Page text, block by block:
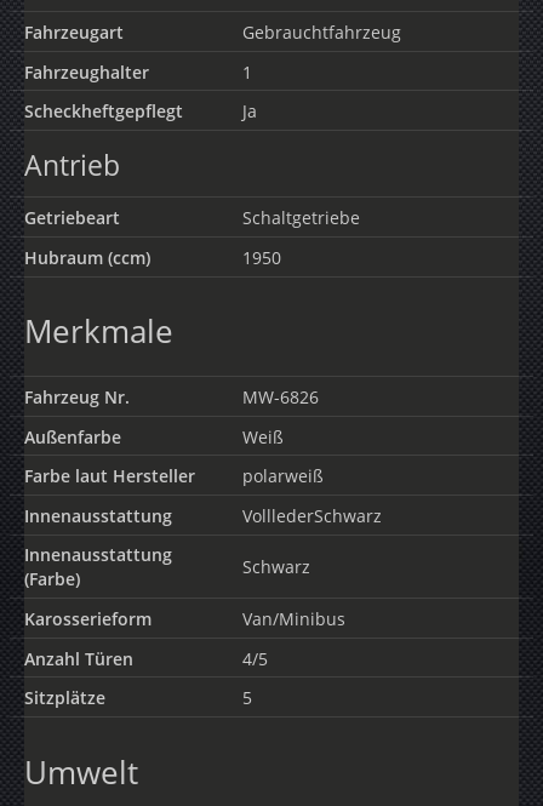
Fahrzeugart
Gebrauchtfahrzeug
Fahrzeughalter
1
Scheckheftgepflegt
Ja
Antrieb
Getriebeart
Schaltgetriebe
Hubraum (ccm)
1950
Merkmale
Fahrzeug Nr.
MW-6826
Außenfarbe
Weiß
Farbe laut Hersteller
polarweiß
Innenausstattung
VolllederSchwarz
Innenausstattung
(Farbe)
Schwarz
Karosserieform
Van/Minibus
Anzahl Türen
4/5
Sitzplätze
5
Umwelt